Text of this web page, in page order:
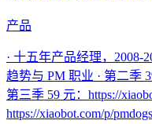
产品
· 十五年产品经理，2008-
趋势与 PM 职业 · 第二季
第三季 59 元：https://
https://xiaobot.com/p/